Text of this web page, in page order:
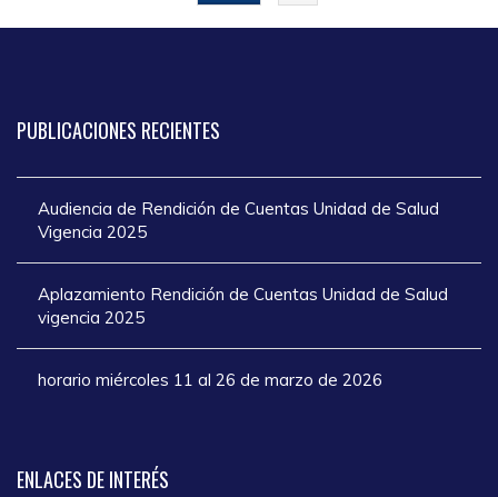
PUBLICACIONES RECIENTES
Audiencia de Rendición de Cuentas Unidad de Salud
Vigencia 2025
Aplazamiento Rendición de Cuentas Unidad de Salud
vigencia 2025
horario miércoles 11 al 26 de marzo de 2026
ENLACES DE INTERÉS